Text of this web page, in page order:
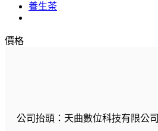
養生茶
價格
公司抬頭：天曲數位科技有限公司